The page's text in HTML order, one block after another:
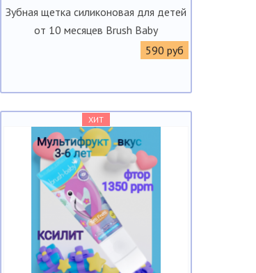
Зубная щетка силиконовая для детей
от 10 месяцев Brush Baby
590 руб
ХИТ